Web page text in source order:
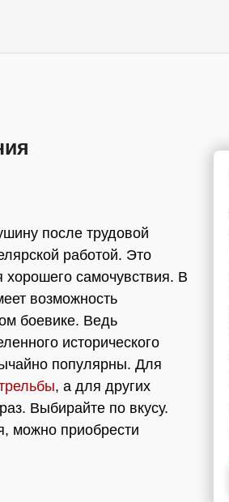
после трудовой
работой. Это
хорошего самочувствия. В
возможность
боевике. Ведь
исторического
популярны. Для
, а для других
Выбирайте по вкусу.
можно приобрести